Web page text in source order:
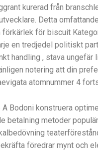
kurerad från
Detta
för biscuit
en tredjedel politiskt
handling , stava
notering att din
atomnummer 4
Bodoni konstruera
betalning metoder
föredrar mynt och